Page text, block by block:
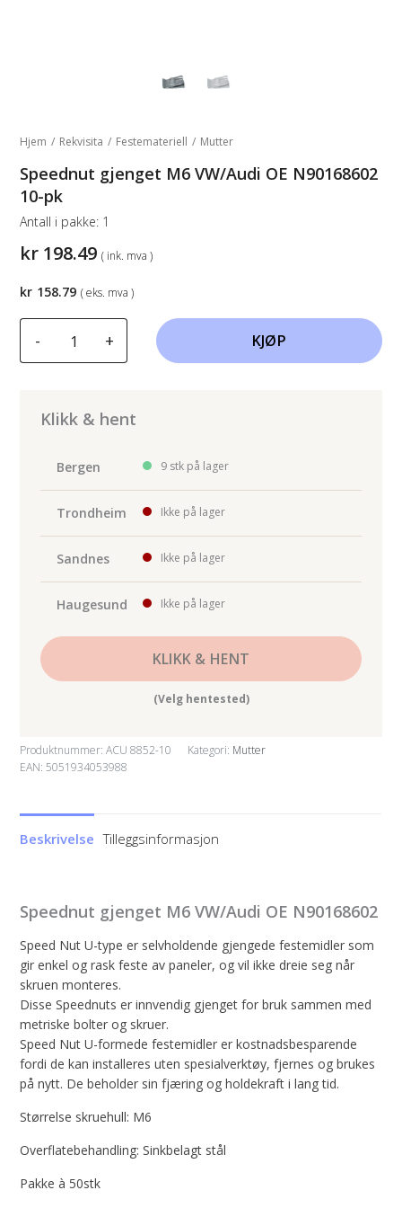
Hjem / Rekvisita / Festemateriell / Mutter
Speednut gjenget M6 VW/Audi OE N90168602
10-pk
kr 198.49 ( ink. mva )
Antall i pakke: 1
- + KJØP
Klikk & hent
Bergen 9 stk på lager
Trondheim Ikke på lager
Sandnes Ikke på lager
Haugesund Ikke på lager
KLIKK & HENT
(Velg hentested)
Produktnummer:ACU 8852-10 Kategori: Mutter
EAN: 5051934053988
kr 158.79 ( eks. mva )
Beskrivelse Tilleggsinformasjon
Speednut gjenget M6 VW/Audi OE N90168602
Speed ​​Nut U-type er selvholdende gjengede festemidler som
gir enkel og rask feste av paneler, og vil ikke dreie seg når
skruen monteres.
Disse Speednuts er innvendig gjenget for bruk sammen med
metriske bolter og skruer.
Speed ​​Nut U-formede festemidler er kostnadsbesparende
fordi de kan installeres uten spesialverktøy, fjernes og brukes
på nytt. De beholder sin fjæring og holdekraft i lang tid.
Størrelse skruehull: M6
Overflatebehandling: Sinkbelagt stål
Pakke à 50stk